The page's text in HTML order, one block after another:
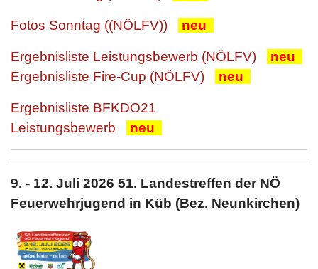
Fotos Sonntag ((NÖLFV)) neu
Ergebnisliste Leistungsbewerb (NÖLFV)
neu
Ergebnisliste Fire-Cup (NÖLFV)
neu
Ergebnisliste BFKDO21
Leistungsbewerb
neu
9. - 12. Juli 2026 51. Landestreffen der NÖ
Feuerwehrjugend in Küb (Bez. Neunkirchen)